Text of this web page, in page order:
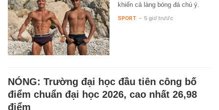
khiến cả làng bóng đá chú ý.
SPORT - 5 giờ trước
NÓNG: Trường đại học đầu tiên công bố
điểm chuẩn đại học 2026, cao nhất 26,98
điểm